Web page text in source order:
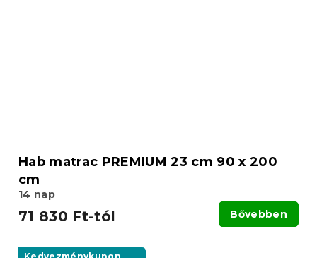
Hab matrac PREMIUM 23 cm 90 x 200
cm
14 nap
71 830 Ft-tól Bővebben